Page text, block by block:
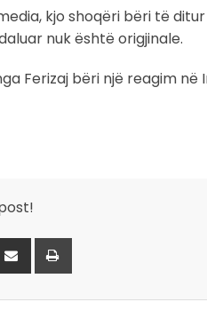
kjo shoqëri bëri të
nuk është origjinale.
Ferizaj bëri një reagim në
Share
via